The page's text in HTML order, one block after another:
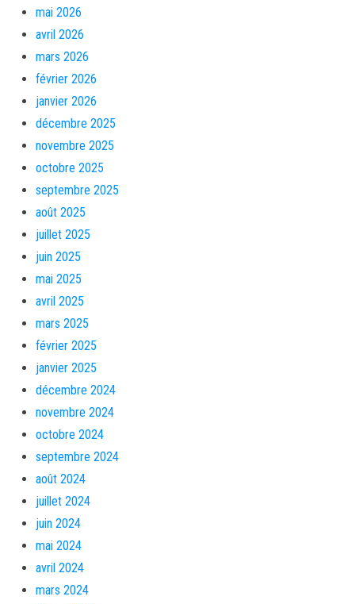
mai 2026
avril 2026
mars 2026
février 2026
janvier 2026
décembre 2025
novembre 2025
octobre 2025
septembre 2025
août 2025
juillet 2025
juin 2025
mai 2025
avril 2025
mars 2025
février 2025
janvier 2025
décembre 2024
novembre 2024
octobre 2024
septembre 2024
août 2024
juillet 2024
juin 2024
mai 2024
avril 2024
mars 2024